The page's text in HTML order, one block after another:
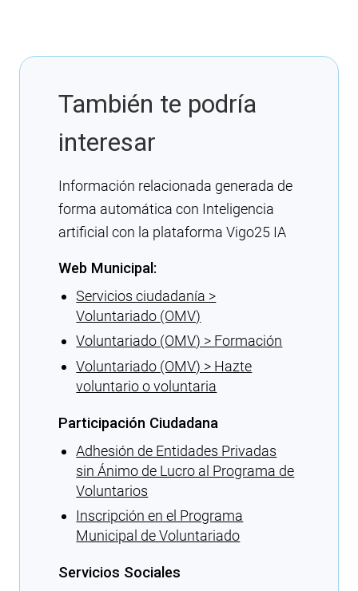
También te podría
interesar
Información relacionada generada de
forma automática con Inteligencia
artificial con la plataforma Vigo25 IA
Web Municipal:
Servicios ciudadanía >
Voluntariado (OMV)
Voluntariado (OMV) > Formación
Voluntariado (OMV) > Hazte
voluntario o voluntaria
Participación Ciudadana
Adhesión de Entidades Privadas
sin Ánimo de Lucro al Programa de
Voluntarios
Inscripción en el Programa
Municipal de Voluntariado
Servicios Sociales